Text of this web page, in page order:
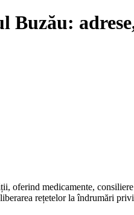
oferind medicamente,
rețetelor la îndrumări